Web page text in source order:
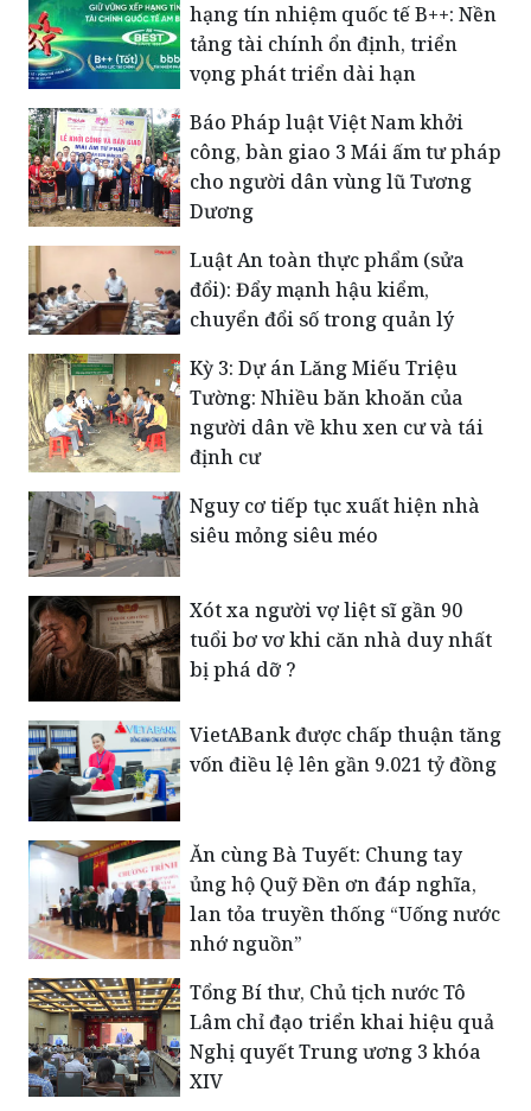
hạng tín nhiệm quốc tế B++: Nền
tảng tài chính ổn định, triển
vọng phát triển dài hạn
Báo Pháp luật Việt Nam khởi
công, bàn giao 3 Mái ấm tư pháp
cho người dân vùng lũ Tương
Dương
Luật An toàn thực phẩm (sửa
đổi): Đẩy mạnh hậu kiểm,
chuyển đổi số trong quản lý
Kỳ 3: Dự án Lăng Miếu Triệu
Tường: Nhiều băn khoăn của
người dân về khu xen cư và tái
định cư
Nguy cơ tiếp tục xuất hiện nhà
siêu mỏng siêu méo
Xót xa người vợ liệt sĩ gần 90
tuổi bơ vơ khi căn nhà duy nhất
bị phá dỡ ?
VietABank được chấp thuận tăng
vốn điều lệ lên gần 9.021 tỷ đồng
Ăn cùng Bà Tuyết: Chung tay
ủng hộ Quỹ Đền ơn đáp nghĩa,
lan tỏa truyền thống “Uống nước
nhớ nguồn”
Tổng Bí thư, Chủ tịch nước Tô
Lâm chỉ đạo triển khai hiệu quả
Nghị quyết Trung ương 3 khóa
XIV